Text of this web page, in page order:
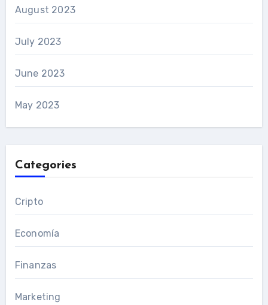
August 2023
July 2023
June 2023
May 2023
Categories
Cripto
Economía
Finanzas
Marketing